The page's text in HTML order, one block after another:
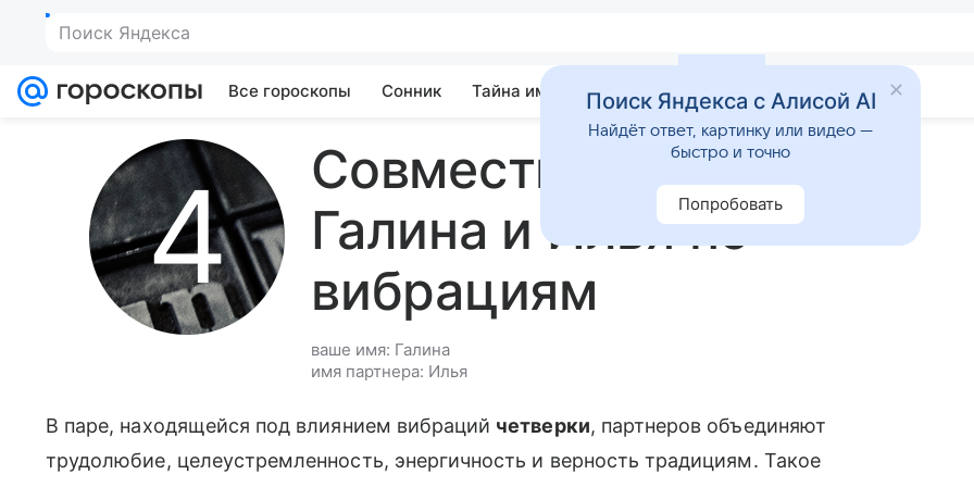
Поиск Яндекса
Все гороскопы Сонник Тайна имени Гадания Приметы
Совместимость имен
Галина и Илья по
вибрациям
ваше имя: Галина
имя партнера: Илья
В паре, находящейся под влиянием вибраций четверки, партнеров объединяют
трудолюбие, целеустремленность, энергичность и верность традициям. Такое
Поиск Яндекса с Алисой AI
Найдёт ответ, картинку или видео —
быстро и точно
Попробовать